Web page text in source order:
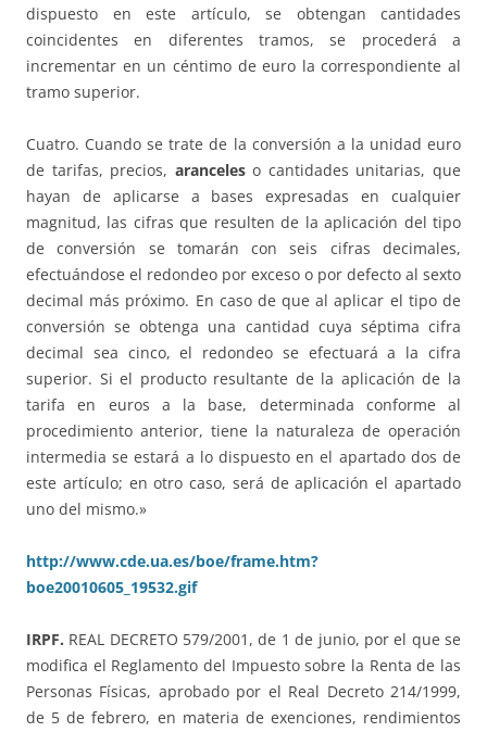
dispuesto en este artículo, se obtengan cantidades
coincidentes en diferentes tramos, se procederá a
incrementar en un céntimo de euro la correspondiente al
tramo superior.
Cuatro. Cuando se trate de la conversión a la unidad euro
de tarifas, precios, aranceleso cantidades unitarias, que
hayan de aplicarse a bases expresadas en cualquier
magnitud, las cifras que resulten de la aplicación del tipo
de conversión se tomarán con seis cifras decimales,
efectuándose el redondeo por exceso o por defecto al sexto
decimal más próximo. En caso de que al aplicar el tipo de
conversión se obtenga una cantidad cuya séptima cifra
decimal sea cinco, el redondeo se efectuará a la cifra
superior. Si el producto resultante de la aplicación de la
tarifa en euros a la base, determinada conforme al
procedimiento anterior, tiene la naturaleza de operación
intermedia se estará a lo dispuesto en el apartado dos de
este artículo; en otro caso, será de aplicación el apartado
uno del mismo.»
http://www.cde.ua.es/boe/frame.htm?
boe20010605_19532.gif
IRPF. REAL DECRETO 579/2001, de 1 de junio, por el que se
modifica el Reglamento del Impuesto sobre la Renta de las
Personas Físicas, aprobado por el Real Decreto 214/1999,
de 5 de febrero, en materia de exenciones, rendimientos